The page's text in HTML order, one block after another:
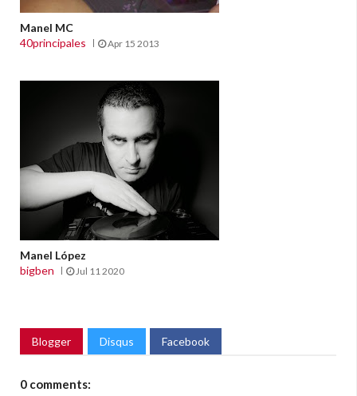
Manel MC
40principales
Apr 15 2013
Manel López
bigben
Jul 11 2020
Blogger Disqus Facebook
0 comments: